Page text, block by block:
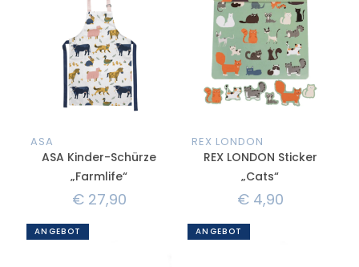
ASA
ASA Kinder-Schürze
„Farmlife“
€27,90
REX LONDON
REX LONDON Sticker
„Cats“
€4,90
ANGEBOT ANGEBOT